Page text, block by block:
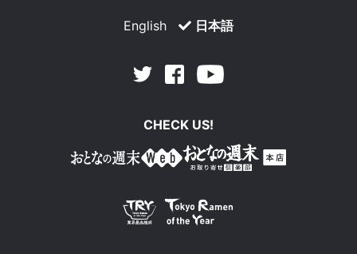
English 日本語
Twitter Facebook
CHECK US!